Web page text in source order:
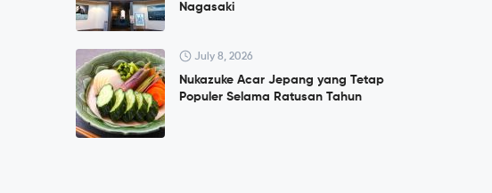
Nagasaki
July 8, 2026
Nukazuke Acar Jepang yang Tetap
Populer Selama Ratusan Tahun